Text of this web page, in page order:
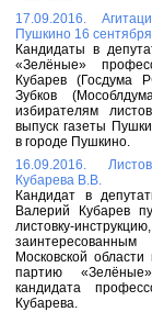
17.09.2016.
Пушкино 16
Кандидаты в
«Зелёные»
Кубарев (Госдума
Зубков
избирателям
выпуск газеты
в городе Пушкино.
16.09.2016.
Кубарева В.В.
Кандидат в
Валерий Кубарев
листовку-
заинтересованным
Московской области
партию
кандидата
Кубарева.